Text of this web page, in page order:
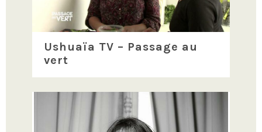
Ushuaïa TV – Passage au
vert